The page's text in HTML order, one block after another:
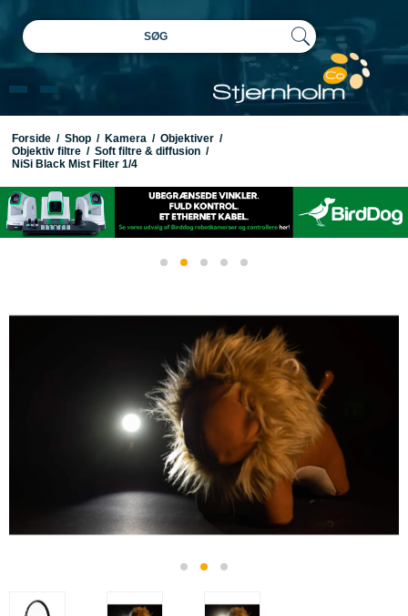
SØG
Forside / Shop / Kamera / Objektiver /
Objektiv filtre / Soft filtre & diffusion /
NiSi Black Mist Filter 1/4